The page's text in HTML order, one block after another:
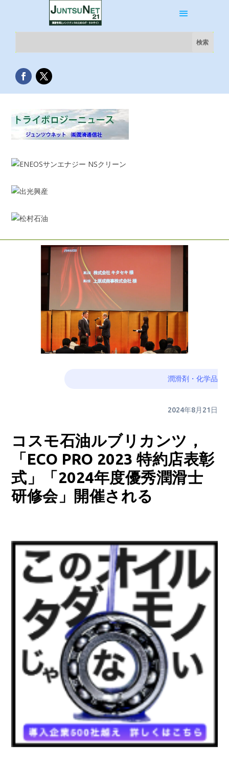
潤滑剤・化学品
2024年8月21日
コスモ石油ルブリカンツ，
「ECO PRO 2023 特約店表彰
式」「2024年度優秀潤滑士
研修会」開催される